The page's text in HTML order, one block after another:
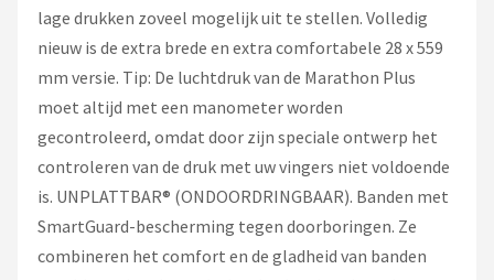
lage drukken zoveel mogelijk uit te stellen. Volledig
nieuw is de extra brede en extra comfortabele 28 x 559
mm versie. Tip: De luchtdruk van de Marathon Plus
moet altijd met een manometer worden
gecontroleerd, omdat door zijn speciale ontwerp het
controleren van de druk met uw vingers niet voldoende
is. UNPLATTBAR® (ONDOORDRINGBAAR). Banden met
SmartGuard-bescherming tegen doorboringen. Ze
combineren het comfort en de gladheid van banden